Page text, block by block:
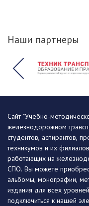
Наши партнеры
Сайт "Учебно-
железнодорожном
студентов, аспирантов,
техникумов и их
работающих на
СПО. Вы можете
альбомы, монографии,
издания для всех
подключиться к нашей